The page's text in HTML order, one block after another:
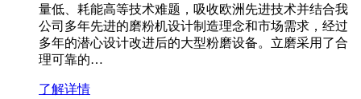
量低、耗能高等技术难题，吸收欧洲先进技术并结合我
公司多年先进的磨粉机设计制造理念和市场需求，经过
多年的潜心设计改进后的大型粉磨设备。立磨采用了合
理可靠的…
了解详情